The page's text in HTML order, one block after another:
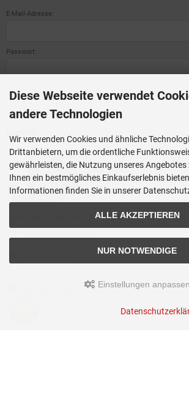
E-Mail-Adresse:
Passwort:
Passwort vergessen?
JUERGEN DROSS PROFESSIONAL SERVICES GmbH
+49(0)6449-92897919
info@germanoutletstore.de
Diese Webseite verwendet
andere Technologien
Wir verwenden Cookies und ähnliche
Drittanbietern, um die ordentliche
gewährleisten, die Nutzung unseres Angebotes
Ihnen ein bestmögliches Einkaufserlebnis
Informationen finden Sie in unserer
ALLE AKZEPTIEREN
NUR NOTWENDIGE
Einstellungen anpassen